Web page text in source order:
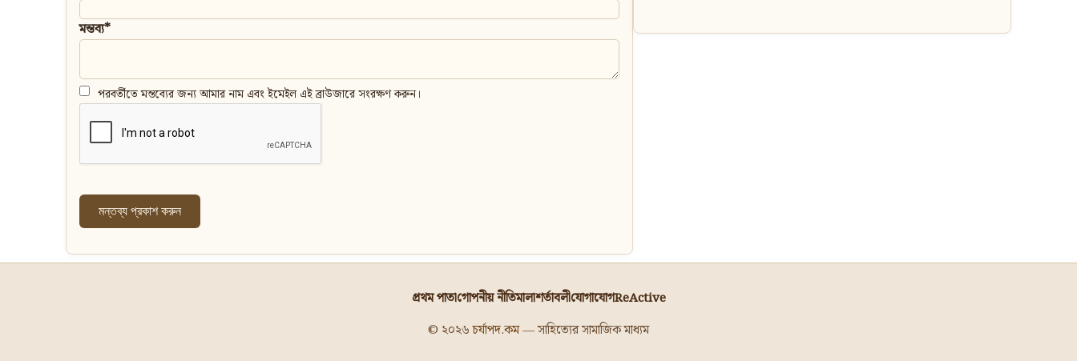
মন্তব্য*
পরবর্তীতে মন্তব্যের জন্য আমার নাম এবং ইমেইল এই ব্রাউজারে সংরক্ষণ করুন।
প্রথম পাতাগোপনীয় নীতিমালাশর্তাবলীযোগাযোগReActive
© ২০২৬চর্যাপদ.কম— সাহিত্যের সামাজিক মাধ্যম